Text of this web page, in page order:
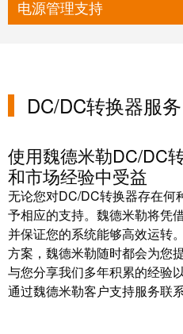
击
和
护
现
场
总
线
分
线
盒
金
2021：
德
米
勒
成
绩
卓
著，
销
电源管理支持
DC/DC转换器服务
使用魏德米勒DC/DC
和市场经验中受益
无论您对DC/DC转换器存在何
予相应的支持。魏德米勒将凭
并保证您的系统能够高效运转
方案，魏德米勒随时都会为您
与您分享我们多年积累的经验
通过魏德米勒客户支持服务联